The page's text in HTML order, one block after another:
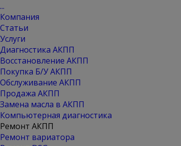
...
Компания
Статьи
Услуги
Диагностика АКПП
Восстановление АКПП
Покупка Б/У АКПП
Обслуживание АКПП
Продажа АКПП
Замена масла в АКПП
Компьютерная диагностика
Ремонт АКПП
Ремонт вариатора